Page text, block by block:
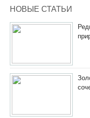
НОВЫЕ СТАТЬИ